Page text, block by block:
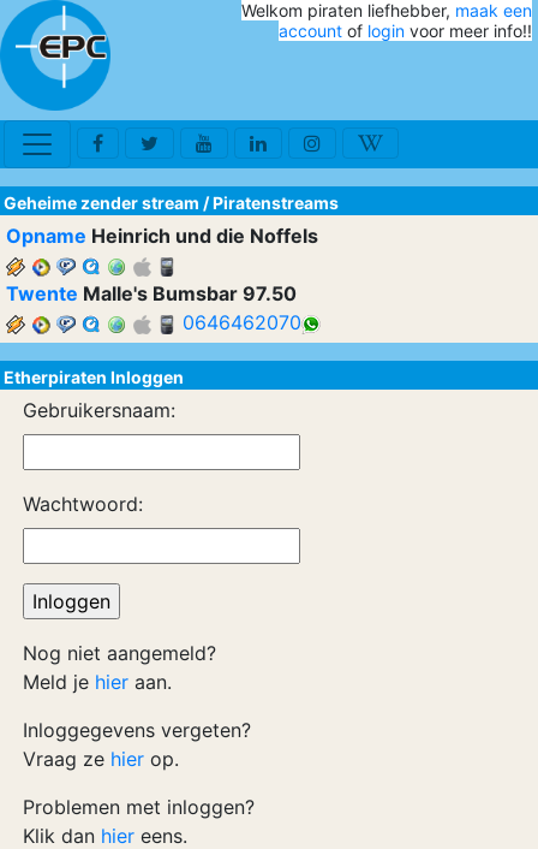
Welkom piraten liefhebber, maak een
account of login voor meer info!!
Geheime zender stream /Piratenstreams
Opname Heinrich und die Noffels
Twente Malle's Bumsbar 97.50
0646462070
Etherpiraten Inloggen
Gebruikersnaam:
Wachtwoord:
Nog niet aangemeld?
Meld je hier aan.
Inloggegevens vergeten?
Vraag ze hier op.
Problemen met inloggen?
Klik dan hier eens.